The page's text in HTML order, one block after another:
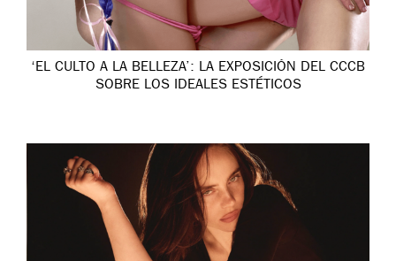
‘EL CULTO A LA BELLEZA’: LA EXPOSICIÓN DEL CCCB
SOBRE LOS IDEALES ESTÉTICOS